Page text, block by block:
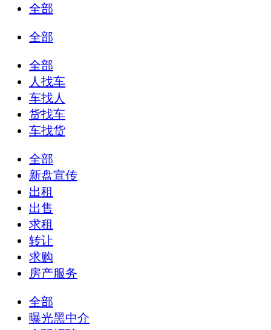
全部
全部
全部
人找车
车找人
货找车
车找货
全部
新盘宣传
出租
出售
求租
转让
求购
房产服务
全部
曝光黑中介